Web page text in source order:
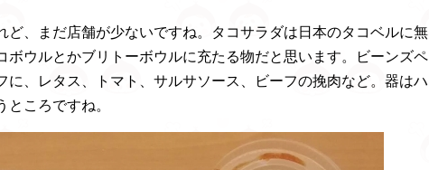
ど、まだ店舗が少ないですね。タコサラダは日本のタコベルに無
ボウルとかブリトーボウルに充たる物だと思います。ビーンズペ
に、レタス、トマト、サルサソース、ビーフの挽肉など。器はハ
ころですね。